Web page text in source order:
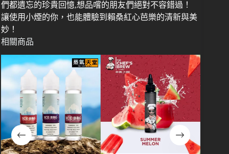
們都遺忘的珍貴回憶,想品嚐的朋友們絕對不容錯過！
讓使用小煙的你，也能體驗到賴桑紅心芭樂的清新與美
妙！
相關商品